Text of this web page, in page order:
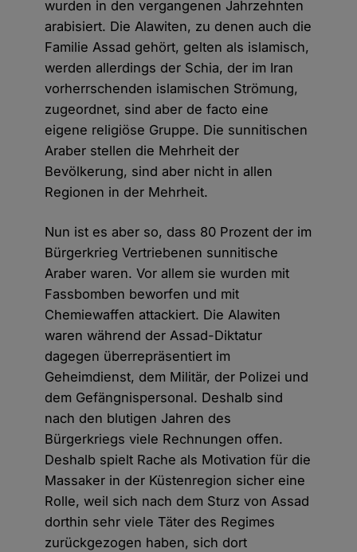
wurden in den vergangenen Jahrzehnten
arabisiert. Die Alawiten, zu denen auch die
Familie Assad gehört, gelten als islamisch,
werden allerdings der Schia, der im Iran
vorherrschenden islamischen Strömung,
zugeordnet, sind aber de facto eine
eigene religiöse Gruppe. Die sunnitischen
Araber stellen die Mehrheit der
Bevölkerung, sind aber nicht in allen
Regionen in der Mehrheit.
Nun ist es aber so, dass 80 Prozent der im
Bürgerkrieg Vertriebenen sunnitische
Araber waren. Vor allem sie wurden mit
Fassbomben beworfen und mit
Chemiewaffen attackiert. Die Alawiten
waren während der Assad-Diktatur
dagegen überrepräsentiert im
Geheimdienst, dem Militär, der Polizei und
dem Gefängnispersonal. Deshalb sind
nach den blutigen Jahren des
Bürgerkriegs viele Rechnungen offen.
Deshalb spielt Rache als Motivation für die
Massaker in der Küstenregion sicher eine
Rolle, weil sich nach dem Sturz von Assad
dorthin sehr viele Täter des Regimes
zurückgezogen haben, sich dort